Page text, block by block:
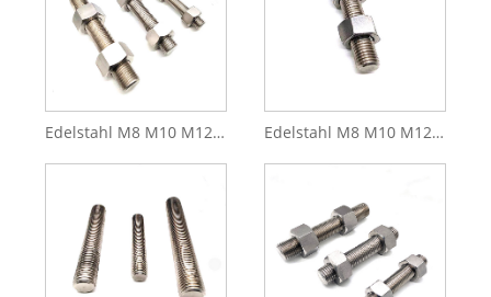
Edelstahl M8 M10 M12 Vollgewindestange Doppelendige Gewindestange Edelstahl M8 M10 M12 Vollgewindestange Vollgewindestange